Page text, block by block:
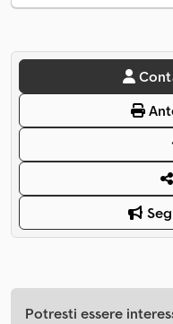
Potresti essere